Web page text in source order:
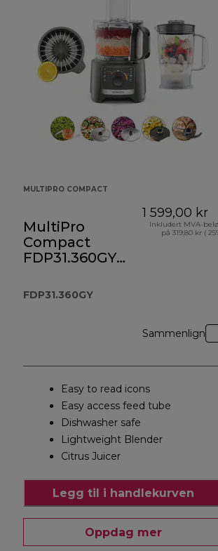
MULTIPRO COMPACT
MultiPro
Compact
FDP31.360GY
and Blender
FDP31.360GY
1 599,00 kr
Inkludert MVA-
på 319,80 kr (
Sammenlign
Easy to read icons
Easy access feed tube
Dishwasher safe
Lightweight Blender
Citrus Juicer
Legg til i handlekurven
Oppdag mer